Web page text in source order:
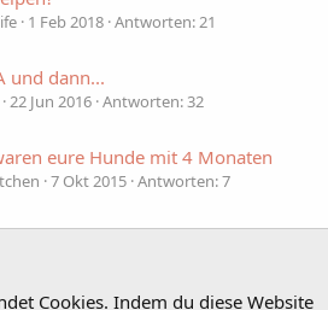
1 Feb 2018 Antworten: 21
und dann...
22 Jun 2016 Antworten: 32
eure Hunde mit 4 Monaten
7 Okt 2015 Antworten: 7
Cookies. Indem du diese Website